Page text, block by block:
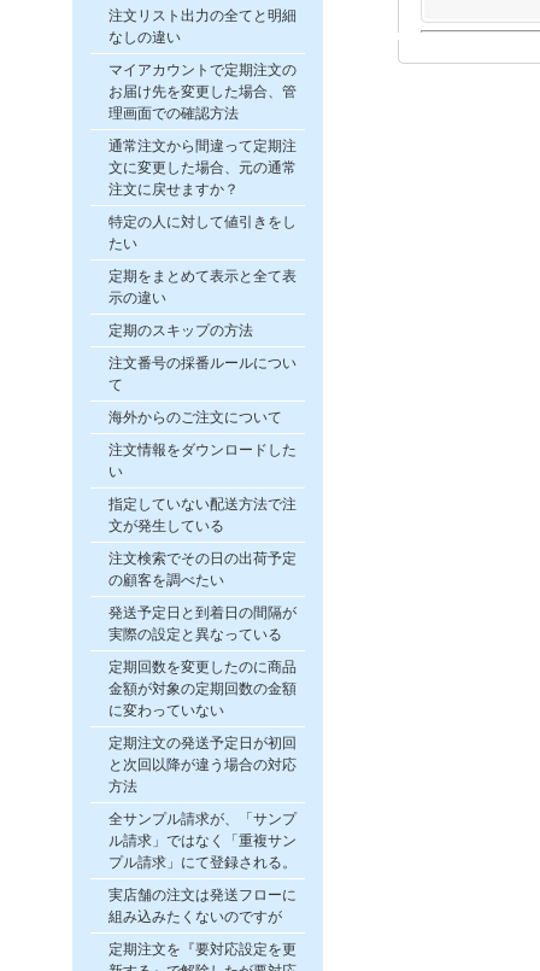
注文リスト出力の全てと明細
なしの違い
マイアカウントで定期注文の
お届け先を変更した場合、管
理画面での確認方法
通常注文から間違って定期注
文に変更した場合、元の通常
注文に戻せますか？
特定の人に対して値引きをし
たい
定期をまとめて表示と全て表
示の違い
定期のスキップの方法
注文番号の採番ルールについ
て
海外からのご注文について
注文情報をダウンロードした
い
指定していない配送方法で注
文が発生している
注文検索でその日の出荷予定
の顧客を調べたい
発送予定日と到着日の間隔が
実際の設定と異なっている
定期回数を変更したのに商品
金額が対象の定期回数の金額
に変わっていない
定期注文の発送予定日が初回
と次回以降が違う場合の対応
方法
全サンプル請求が、「サンプ
ル請求」ではなく「重複サン
プル請求」にて登録される。
実店舗の注文は発送フローに
組み込みたくないのですが
定期注文を『要対応設定を更